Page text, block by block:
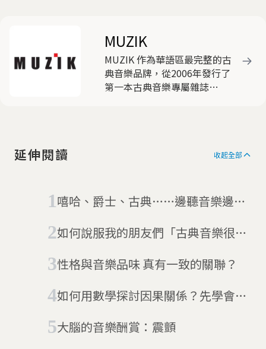
MUZIK
MUZIK 作為華語區最完整的古
典音樂品牌，從2006年發行了
第一本古典音樂專屬雜誌
印象，讓更多人喜歡上古典音
延伸閱讀 收起全部
嘻哈、爵士、古典……邊聽音樂邊工
如何說服我的朋友們「古典音樂很
性格與音樂品味 真有一致的關聯？
如何用數學探討因果關係？先學會處
大腦的音樂酬賞：震顫